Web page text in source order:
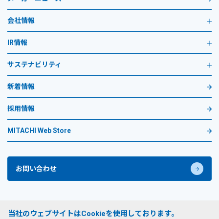
会社情報
IR情報
サステナビリティ
新着情報
採用情報
MITACHI Web Store
お問い合わせ
当社のウェブサイトはCookieを使用しております。